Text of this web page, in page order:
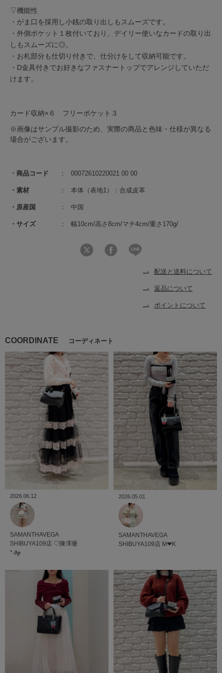
商品コード 00072610220021 00 00
素材 本体（表地1）：合成皮革
原産国 中国
サイズ 幅10cm/高さ8cm/マチ4cm/重さ170g/
配送と送料について
返品について
ポイントについて
COORDINATE コーディネート
2026.06.12
SAMANTHAVEGA
SHIBUYA109店 ♡陳澤珊
*.𝝑𝝔
2026.05.01
SAMANTHAVEGA
SHIBUYA109店 M‪‪❤︎‬K
▽機能性
・がま口を採用し小銭の取り出しもスムーズです。
・外側ポケット１枚付いており、デイリー使いなカードの取り出
しもスムーズに◎。
・お札部分も仕切り付きで、仕分けをして収納可能です。
・D金具付きでお好きなファスナートップでアレンジしていただ
けます。
カード収納×６ フリーポケット３
※画像はサンプル撮影のため、実際の商品と色味・仕様が異なる
場合がございます。